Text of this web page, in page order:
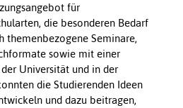
für
die besonderen Bedarf
themenbezogene Seminare,
sowie mit einer
Universität und in der
die Studierenden Ideen
und dazu beitragen,